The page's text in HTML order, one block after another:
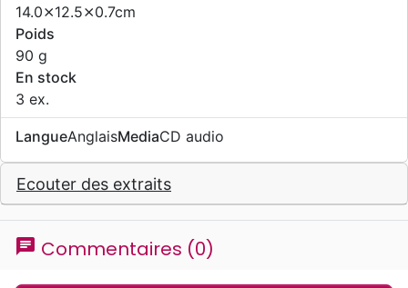
14.0⨯12.5⨯0.7cm
Poids
90 g
En stock
3 ex.
LangueAnglaisMediaCD audio
Ecouter des extraits
chat Commentaires (0)